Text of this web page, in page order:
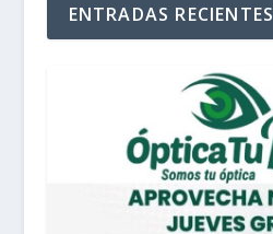
ENTRADAS RECIENTES